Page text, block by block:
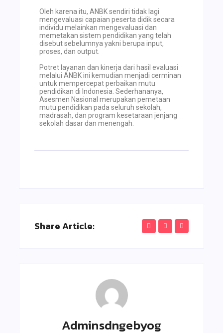
Oleh karena itu, ANBK sendiri tidak lagi
mengevaluasi capaian peserta didik secara
individu melainkan mengevaluasi dan
memetakan sistem pendidikan yang telah
disebut sebelumnya yakni berupa input,
proses, dan output.
Potret layanan dan kinerja dari hasil evaluasi
melalui ANBK ini kemudian menjadi cerminan
untuk mempercepat perbaikan mutu
pendidikan di Indonesia. Sederhananya,
Asesmen Nasional merupakan pemetaan
mutu pendidikan pada seluruh sekolah,
madrasah, dan program kesetaraan jenjang
sekolah dasar dan menengah.
Share Article:
Adminsdngebyog